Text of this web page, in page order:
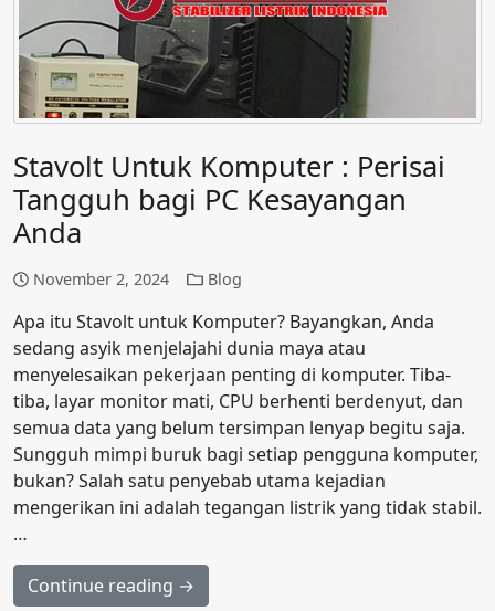
Stavolt Untuk Komputer : Perisai
Tangguh bagi PC Kesayangan
Anda
November 2, 2024 Blog
Apa itu Stavolt untuk Komputer? Bayangkan, Anda
sedang asyik menjelajahi dunia maya atau
menyelesaikan pekerjaan penting di komputer. Tiba-
tiba, layar monitor mati, CPU berhenti berdenyut, dan
semua data yang belum tersimpan lenyap begitu saja.
Sungguh mimpi buruk bagi setiap pengguna komputer,
bukan? Salah satu penyebab utama kejadian
mengerikan ini adalah tegangan listrik yang tidak stabil.
…
Continue reading →